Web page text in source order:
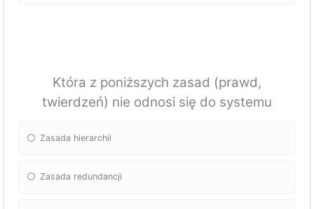
Która z poniższych zasad (prawd,
twierdzeń) nie odnosi się do systemu
Zasada hierarchii
Zasada redundancji